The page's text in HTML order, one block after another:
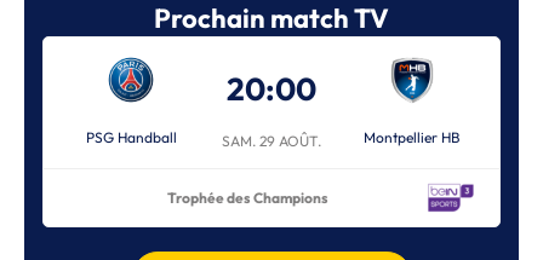
Prochain match TV
PSG Handball
20:00
SAM. 29 AOÛT. Montpellier HB
Trophée des Champions